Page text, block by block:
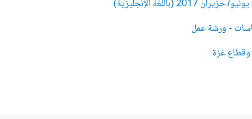
(باللغة الإنجليزية)
- ورشة عمل
وقطاع غزة